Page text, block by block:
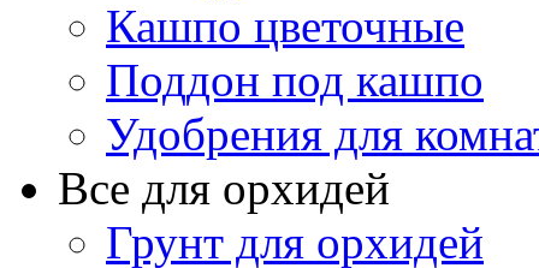
Кашпо цветочные
Поддон под кашпо
Удобрения для
Все для орхидей
Грунт для орхидей